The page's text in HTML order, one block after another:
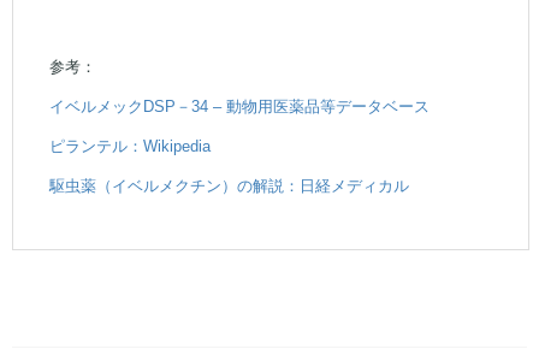
参考：
イベルメックDSP－34 – 動物用医薬品等データベース
ピランテル：Wikipedia
駆虫薬（イベルメクチン）の解説：日経メディカル